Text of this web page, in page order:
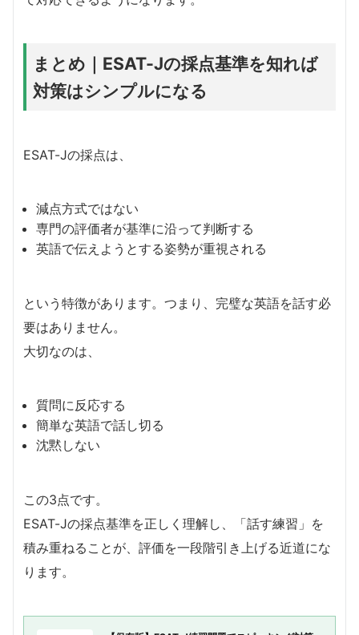
まとめ｜ESAT-Jの採点基準を知れば
対策はシンプルになる
ESAT-Jの採点は、
減点方式ではない
専門の評価者が基準に沿って判断する
英語で伝えようとする姿勢が重視される
という特徴があります。つまり、完璧な英語を話す必
要はありません。
大切なのは、
質問に反応する
簡単な英語で話し切る
沈黙しない
この3点です。
ESAT-Jの採点基準を正しく理解し、「話す練習」を
積み重ねることが、評価を一段階引き上げる近道にな
ります。